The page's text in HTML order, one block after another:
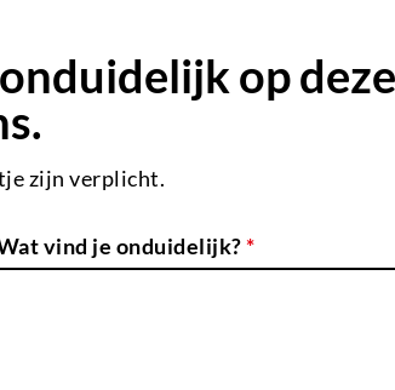
op
zijn verplicht.
vind je onduidelijk?*